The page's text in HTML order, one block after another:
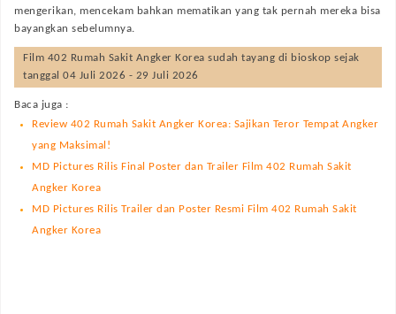
mengerikan, mencekam bahkan mematikan yang tak pernah mereka bisa
bayangkan sebelumnya.
Film 402 Rumah Sakit Angker Korea sudah tayang di bioskop sejak
tanggal 04 Juli 2026 - 29 Juli 2026
Baca juga :
Review 402 Rumah Sakit Angker Korea: Sajikan Teror Tempat Angker
yang Maksimal!
MD Pictures Rilis Final Poster dan Trailer Film 402 Rumah Sakit
Angker Korea
MD Pictures Rilis Trailer dan Poster Resmi Film 402 Rumah Sakit
Angker Korea